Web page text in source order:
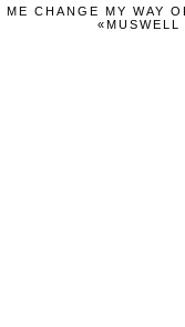
ME CHANGE MY WAY